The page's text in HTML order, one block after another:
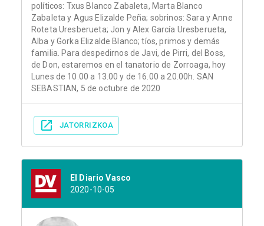
políticos: Txus Blanco Zabaleta, Marta Blanco
Zabaleta y Agus Elizalde Peña; sobrinos: Sara y Anne
Roteta Uresberueta; Jon y Alex García Uresberueta,
Alba y Gorka Elizalde Blanco; tíos, primos y demás
familia. Para despedirnos de Javi, de Pirri, del Boss,
de Don, estaremos en el tanatorio de Zorroaga, hoy
Lunes de 10.00 a 13.00 y de 16.00 a 20.00h. SAN
SEBASTIAN, 5 de octubre de 2020
JATORRIZKOA
El Diario Vasco
2020-10-05